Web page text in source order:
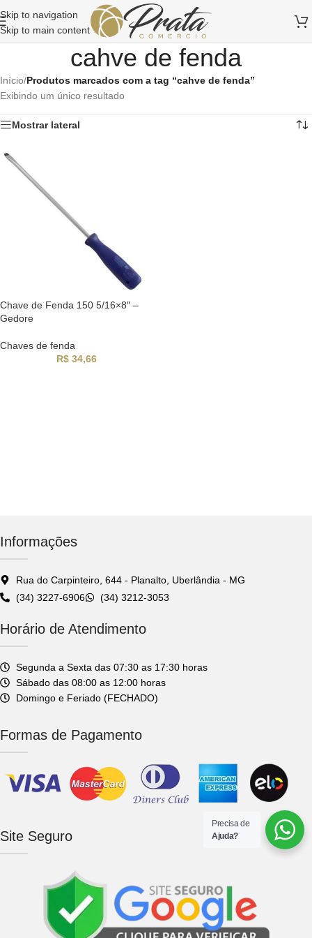
Skip to navigation
Skip to main content
cahve de fenda
Início/Produtos marcados com a tag “cahve de fenda”
Exibindo um único resultado
Mostrar lateral
Chave de Fenda 150 5/16×8″ –
Gedore
Chaves de fenda
R$34,66
Informações
Rua do Carpinteiro, 644 - Planalto, Uberlândia - MG
(34) 3227-6906
(34) 3212-3053
Horário de Atendimento
Segunda a Sexta das 07:30 as 17:30 horas
Sábado das 08:00 as 12:00 horas
Domingo e Feriado (FECHADO)
Formas de Pagamento
Site Seguro
Precisa de
Ajuda?